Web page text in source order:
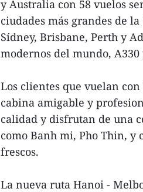
y Australia con 58 vuelos
ciudades más grandes de
Sídney, Brisbane, Perth y
modernos del mundo, A330
Los clientes que vuelan
cabina amigable y
calidad y disfrutan de una
como Banh mi, Pho Thin,
frescos.
La nueva ruta Hanoi -